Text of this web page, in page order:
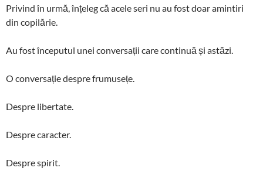
Privind în urmă, înțeleg că acele seri nu au fost doar amintiri
din copilărie.
Au fost începutul unei conversații care continuă și astăzi.
O conversație despre frumusețe.
Despre libertate.
Despre caracter.
Despre spirit.